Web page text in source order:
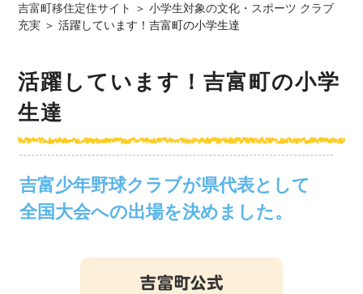
吉富町移住定住サイト ＞小学生対象の文化・スポーツ クラブ
充実 ＞活躍しています！吉富町の小学生達
活躍しています！吉富町の小学
生達
吉富少年野球クラブが県代表として
全国大会への出場を決めました。